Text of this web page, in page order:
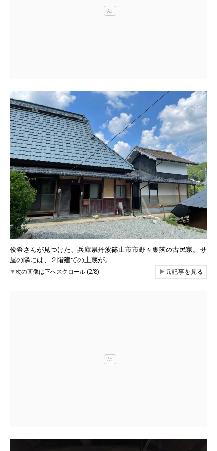
俊希さんが見つけた、兵庫県丹波篠山市市野々集落の古民家。母
屋の隣には、２階建ての土蔵が。
▼次の画像は下へスクロール (2/8) ▶元記事を見る